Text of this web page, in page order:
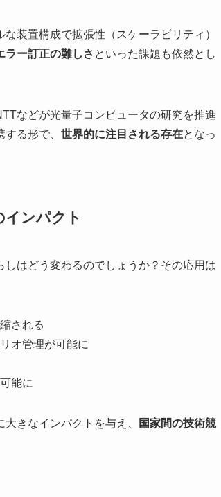
装置構成で拡張性（スケーラビリティ）
ラー訂正の難しさ といった課題も依然とし
などが光量子コンピュータの研究を推進
る形で、 世界的に注目される存在となっ
ンパクト
はどう変わるのでしょうか？その応用は
される
オ管理が可能に
能に
きなインパクトを与え、
国家間の技術競